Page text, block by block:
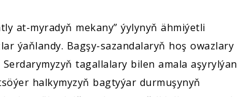
at-myradyň mekany” ýylynyň ähmiýetli
ýaňlandy. Bagşy-sazandalaryň hoş owazlary
tagallalary bilen amala aşyrylýan
halkymyzyň bagtyýar durmuşynyň